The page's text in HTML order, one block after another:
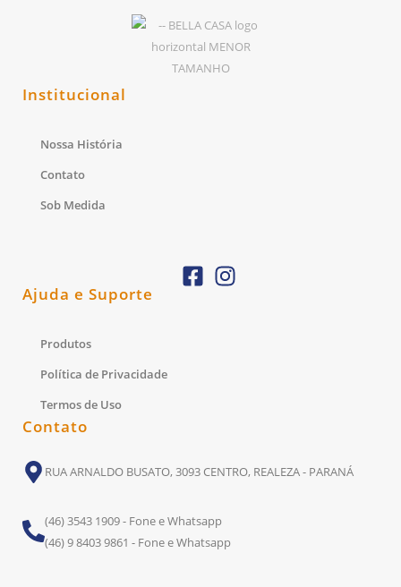
Institucional
Nossa História
Contato
Sob Medida
Ajuda e Suporte
Produtos
Política de Privacidade
Termos de Uso
Contato
RUA ARNALDO BUSATO, 3093 CENTRO, REALEZA - PARANÁ
(46) 3543 1909 - Fone e Whatsapp
(46) 9 8403 9861 - Fone e Whatsapp